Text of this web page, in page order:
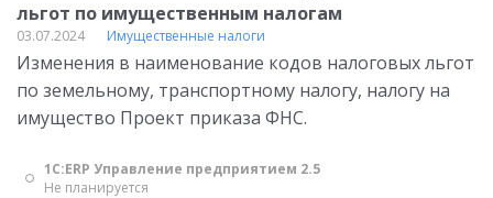
льгот по имущественным налогам
03.07.2024 Имущественные налоги
Изменения в наименование кодов налоговых льгот
по земельному, транспортному налогу, налогу на
имущество Проект приказа ФНС.
1С:ERP Управление предприятием 2.5
Не планируется